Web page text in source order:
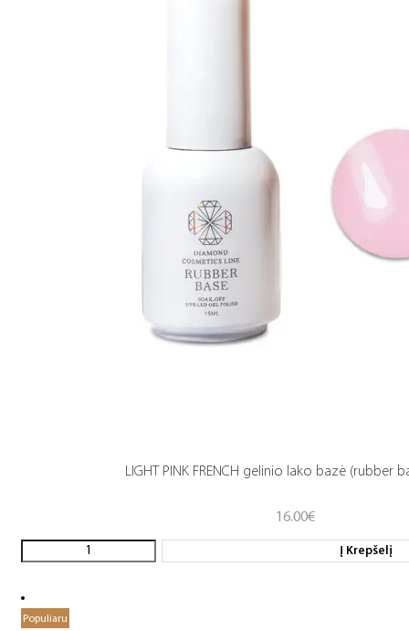
LIGHT PINK FRENCH gelinio lako bazė (rubber
16.00€
Į Krepšelį
Populiaru